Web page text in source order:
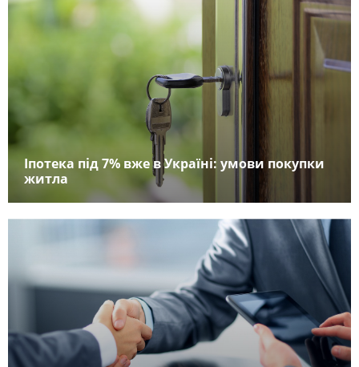
Іпотека під 7% вже в Україні: умови покупки
житла